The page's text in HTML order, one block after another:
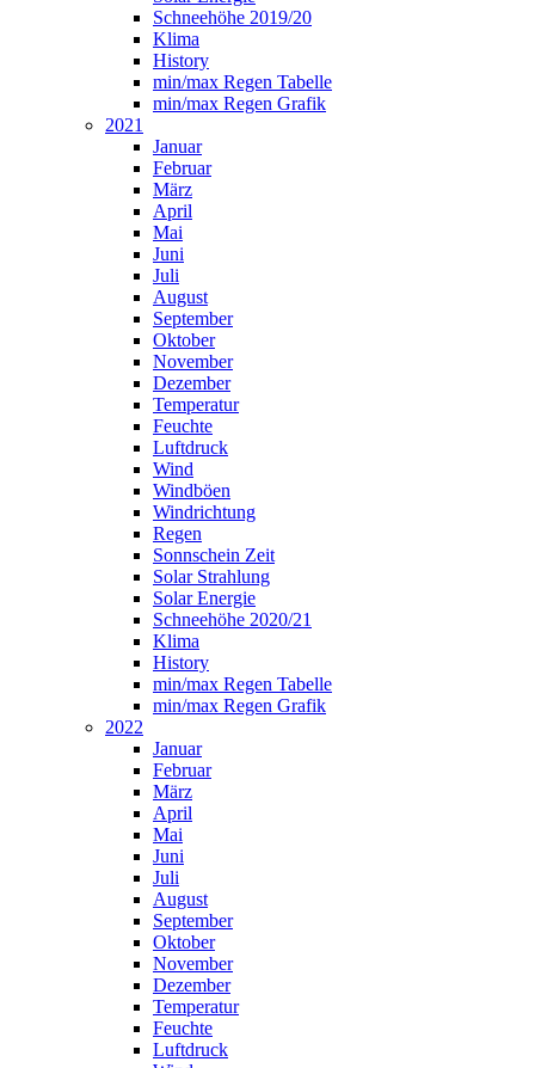
Schneehöhe 2019/20
Klima
History
min/max Regen Tabelle
min/max Regen Grafik
2021
Januar
Februar
März
April
Mai
Juni
Juli
August
September
Oktober
November
Dezember
Temperatur
Feuchte
Luftdruck
Wind
Windböen
Windrichtung
Regen
Sonnschein Zeit
Solar Strahlung
Solar Energie
Schneehöhe 2020/21
Klima
History
min/max Regen Tabelle
min/max Regen Grafik
2022
Januar
Februar
März
April
Mai
Juni
Juli
August
September
Oktober
November
Dezember
Temperatur
Feuchte
Luftdruck